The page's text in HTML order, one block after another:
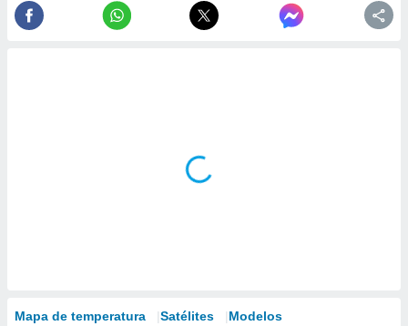
Mapa de temperatura Satélites Modelos